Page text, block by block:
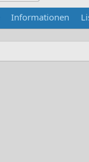
Informationen